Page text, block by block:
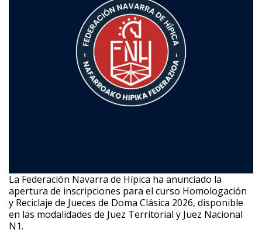
La Federación Navarra de Hípica ha anunciado la
apertura de inscripciones para el curso Homologación
y Reciclaje de Jueces de Doma Clásica 2026, disponible
en las modalidades de Juez Territorial y Juez Nacional
N1.